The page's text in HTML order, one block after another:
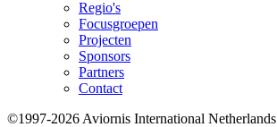
Regio's
Focusgroepen
Projecten
Sponsors
Partners
Contact
©1997-2026 Aviornis International Netherlands